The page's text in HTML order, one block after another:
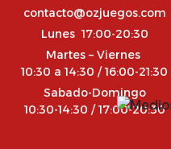
contacto@ozjuegos.com
Lunes 17:00-20:30
Martes – Viernes
10:30 a 14:30 / 16:00-21:30
Sabado-Domingo
10:30-14:30 / 17:00-20:30